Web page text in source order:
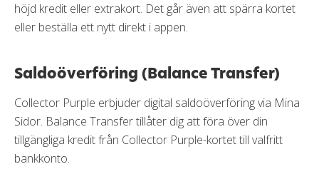
höjd kredit eller extrakort. Det går även att spärra kortet
eller beställa ett nytt direkt i appen.
Saldoöverföring (Balance Transfer)
Collector Purple erbjuder digital saldoöverföring via Mina
Sidor. Balance Transfer tillåter dig att föra över din
tillgängliga kredit från Collector Purple-kortet till valfritt
bankkonto.